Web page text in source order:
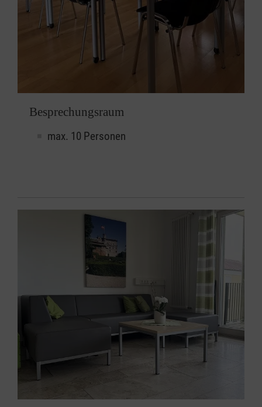
Besprechungsraum
max. 10 Personen